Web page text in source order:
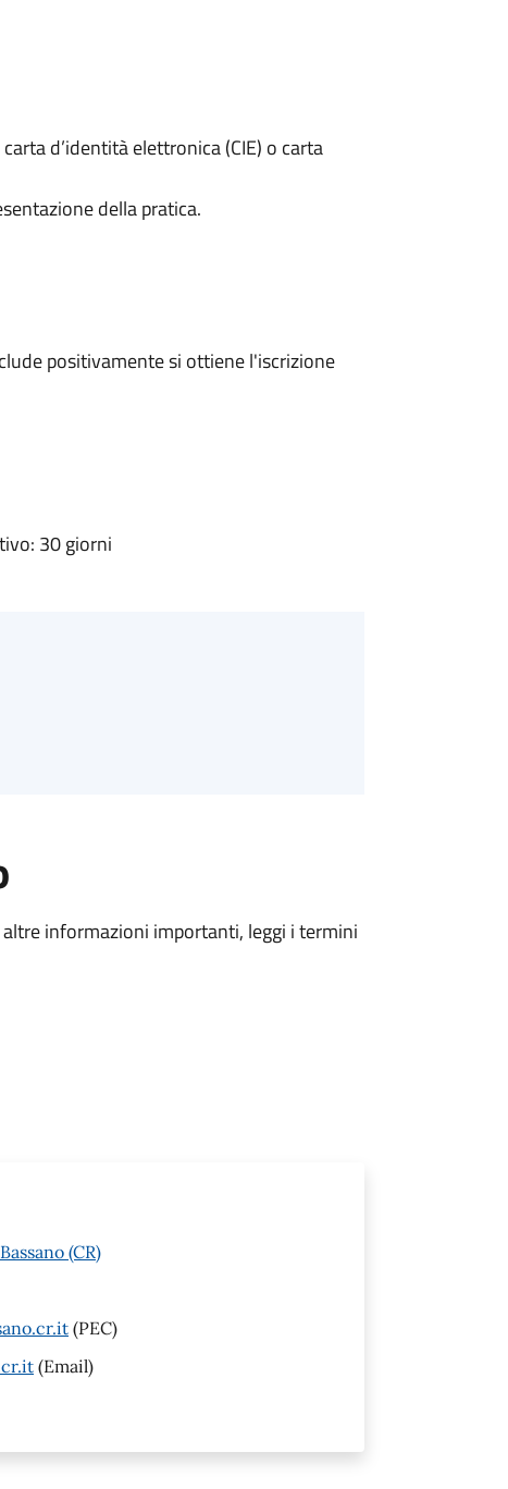
d’identità elettronica (CIE) o carta
della pratica.
positivamente si ottiene l'iscrizione
30 giorni
informazioni importanti, leggi i termini
(CR)
(PEC)
(Email)